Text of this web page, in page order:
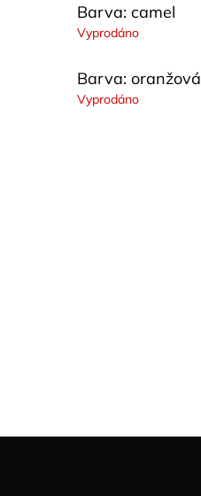
Barva: camel
Vyprodáno
Barva: oranžová
Vyprodáno